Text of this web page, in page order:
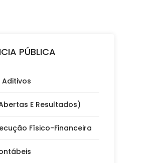
PÚBLICA
E Resultados)
Físico-Financeira